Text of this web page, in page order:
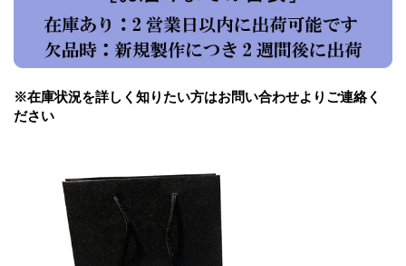
※在庫状況を詳しく知りたい方はお問い合わせよりご連絡く
ださい